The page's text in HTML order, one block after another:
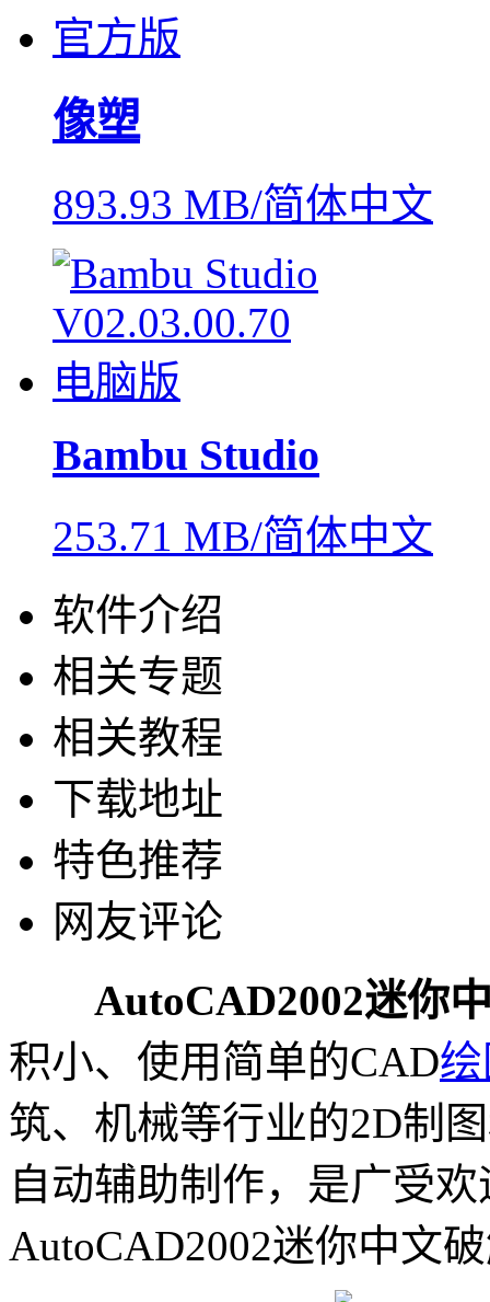
像塑
893.93 MB/简体中文
Bambu Studio
253.71 MB/简体中文
软件介绍
相关专题
相关教程
下载地址
特色推荐
网友评论
AutoCAD2002迷你
积小、使用简单的CAD
筑、机械等行业的2D制
自动辅助制作，是广受
AutoCAD2002迷你中文